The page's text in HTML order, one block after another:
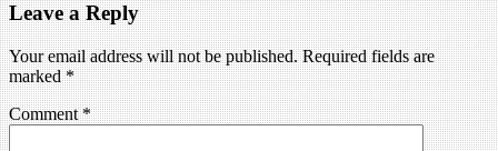
Leave a Reply
Your email address will not be published. Required fields are
marked*
Comment*